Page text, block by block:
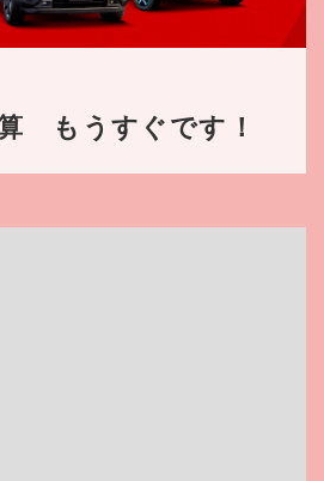
もうすぐです！